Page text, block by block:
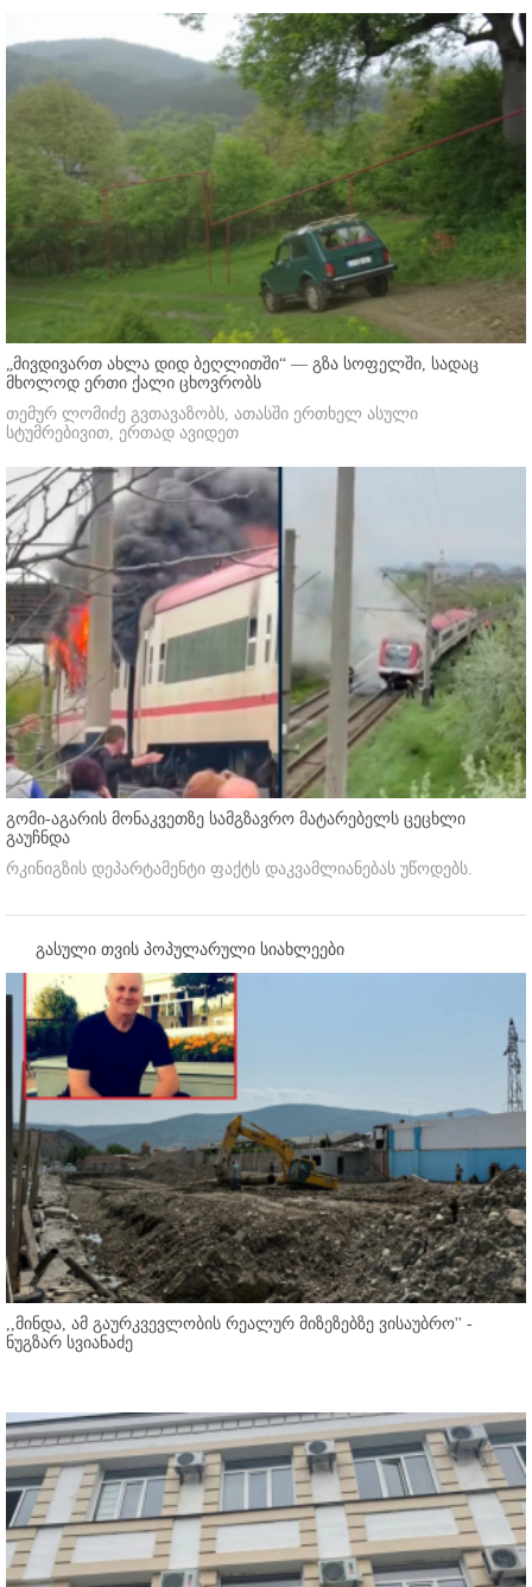
„მივდივართ ახლა დიდ ბეღლითში“ — გზა სოფელში, სადაც
მხოლოდ ერთი ქალი ცხოვრობს
თემურ ლომიძე გვთავაზობს, ათასში ერთხელ ასული
სტუმრებივით, ერთად ავიდეთ
გომი-აგარის მონაკვეთზე სამგზავრო მატარებელს ცეცხლი
გაუჩნდა
რკინიგზის დეპარტამენტი ფაქტს დაკვამლიანებას უწოდებს.
გასული თვის პოპულარული სიახლეები
,,მინდა, ამ გაურკვევლობის რეალურ მიზეზებზე ვისაუბრო'' -
ნუგზარ სვიანაძე